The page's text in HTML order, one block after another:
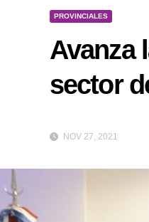
PROVINCIALES
Avanza
sector
NOV 27, 2021